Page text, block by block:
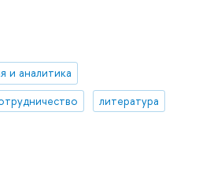
и аналитика
литература